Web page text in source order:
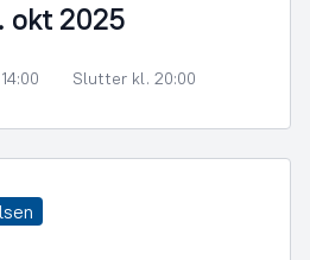
okt 2025
Slutter kl. 20:00